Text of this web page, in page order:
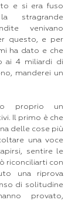
e si era fuso
la stragrande
venivano
questo, e per
ha dato e che
ai 4 miliardi di
manderei un
proprio un
Il primo è che
delle cose più
una voce
sentire le
riconciliarti con
una riprova
di solitudine
provato,